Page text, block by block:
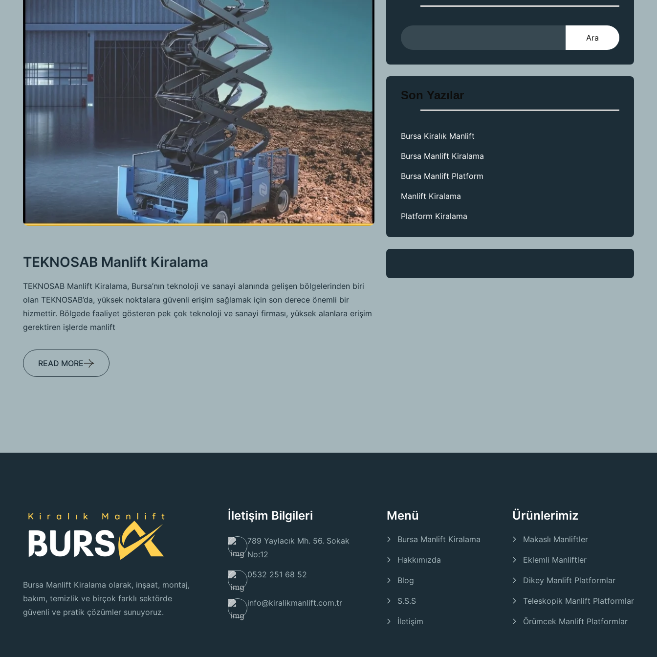
TEKNOSAB Manlift Kiralama
TEKNOSAB Manlift Kiralama, Bursa’nın teknoloji ve sanayi alanında gelişen bölgelerinden biri
olan TEKNOSAB’da, yüksek noktalara güvenli erişim sağlamak için son derece önemli bir
hizmettir. Bölgede faaliyet gösteren pek çok teknoloji ve sanayi firması, yüksek alanlara erişim
gerektiren işlerde manlift
READ MORE
Ara
Son Yazılar
Bursa Kiralık Manlift
Bursa Manlift Kiralama
Bursa Manlift Platform
Manlift Kiralama
Platform Kiralama
Bursa Manlift Kiralama olarak, inşaat, montaj,
bakım, temizlik ve birçok farklı sektörde
güvenli ve pratik çözümler sunuyoruz.
İletişim Bilgileri
789 Yaylacık Mh. 56. Sokak
No:12
0532 251 68 52
info@kiralikmanlift.com.tr
Menü
Bursa Manlift Kiralama
Hakkımızda
Blog
S.S.S
İletişim
Ürünlerimiz
Makaslı Manliftler
Eklemli Manliftler
Dikey Manlift Platformlar
Teleskopik Manlift Platformlar
Örümcek Manlift Platformlar